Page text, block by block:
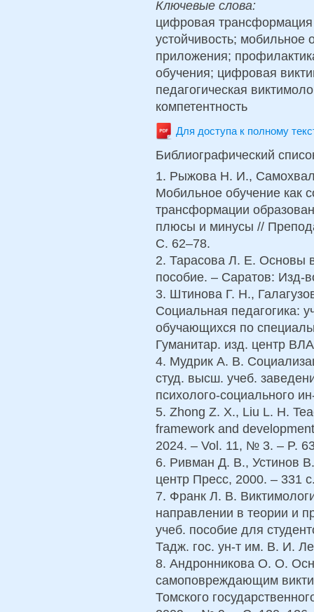
Ключевые слова:
цифровая
устойчивость;
приложения;
обучения; цифровая
педагогическая
компетентность
Для доступа к полному
Библиографический
1. Рыжова Н. И.,
Мобильное обучение как
трансформации
плюсы и минусы //
С. 62–78.
2. Тарасова Л. Е. Основы
пособие. – Саратов: Изд-
3. Штинова Г. Н.,
Социальная педагогика:
обучающихся по
Гуманитар. изд. центр
4. Мудрик А. В.
студ. высш. учеб.
психолого-социального
5. Zhong Z. X., Liu L. H.
framework and
2024. – Vol. 11, № 3. – P.
6. Ривман Д. В., Устинов
центр Пресс, 2000. – 331
7. Франк Л. В.
направлении в теории и
учеб. пособие для
Тадж. гос. ун-т им. В. И.
8. Андронникова О. О.
самоповреждающим
Томского